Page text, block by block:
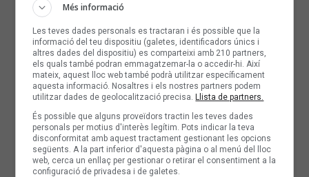
Més informació
Les teves dades personals es tractaran i és possible que la
informació del teu dispositiu (galetes, identificadors únics i
altres dades del dispositiu) es comparteixi amb 210 partners,
els quals també podran emmagatzemar-la o accedir-hi. Així
mateix, aquest lloc web també podrà utilitzar específicament
aquesta informació. Nosaltres i els nostres partners podem
utilitzar dades de geolocalització precisa.Llista de partners.
És possible que alguns proveïdors tractin les teves dades
personals per motius d'interès legítim. Pots indicar la teva
disconformitat amb aquest tractament gestionant les opcions
següents. A la part inferior d'aquesta pàgina o al menú del lloc
web, cerca un enllaç per gestionar o retirar el consentiment a la
configuració de privadesa i de galetes.